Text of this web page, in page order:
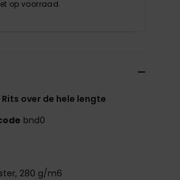
op voorraad.
over de hele lengte
bnd0
280 g/m6